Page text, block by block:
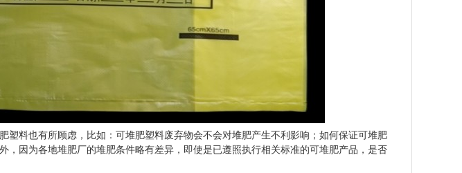
塑料也有所顾虑，比如：可堆肥塑料废弃物会不会对堆肥产生不利影响；如何保证可堆肥
，因为各地堆肥厂的堆肥条件略有差异，即使是已遵照执行相关标准的可堆肥产品，是否